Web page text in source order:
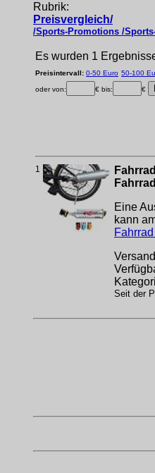
Rubrik:
Preisvergleich/
/Sports-Promotions /
Es wurden 1
Preisintervall: 0-50 Euro 50-100
oder von: € bis: €
1
Eine
kann
Fahrrad
Seit der